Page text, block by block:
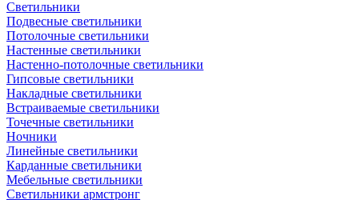
Светильники
Подвесные светильники
Потолочные светильники
Настенные светильники
Настенно-потолочные светильники
Гипсовые светильники
Накладные светильники
Встраиваемые светильники
Точечные светильники
Ночники
Линейные светильники
Карданные светильники
Мебельные светильники
Светильники армстронг